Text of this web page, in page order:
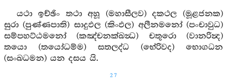
යථා ඉච්ඡිං තථා අහූ (මහාසීලව) දකථල (මූළජනක)
සුරා (පුණ්ණපාති) සාදුඵල (කිංඵල) අලීනමනෝ (පංචාවුධ)
සම්පහට්ඨමනෝ (කඤ්චනක්ඛන්‍ධ) චතුරො (වානරින්‍ද)
තයො (තයෝධම්ම) සතලද්ධ (භේරිවද) භොගධන
(සංඛධමන) යන දසය යි.
27